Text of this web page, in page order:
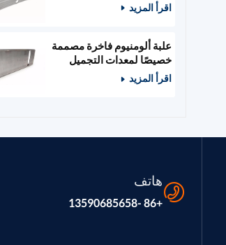
اقرأ المزيد
علبة ألومنيوم فاخرة مصممة
خصيصًا لمعدات التجميل
والصالونات
اقرأ المزيد
هاتف
+86 -13590685658